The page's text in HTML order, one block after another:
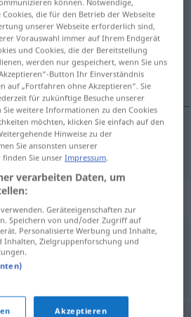
anklicken/antippen)
für "schnulzig"
die für den Betrieb der Webseite
unserer Webseite erforderlich sind,
Vorauswahl immer auf Ihrem Endgerät
und Cookies, die der Bereitstellung
werden nur gespeichert, wenn Sie uns
Button Ihr Einverständnis
auf „Fortfahren ohne Akzeptieren“. Sie
für zukünftige Besuche unserer
weitere Informationen zu den Cookies
möchten, klicken Sie einfach auf den
Hinweise zu der
Sie ansonsten unserer
finden Sie unserImpressum
verarbeiten Daten, um
Geräteeigenschaften zur
Speichern von und/oder Zugriff auf
Personalisierte Werbung und Inhalte,
Inhalten, Zielgruppenforschung und
Akzeptieren